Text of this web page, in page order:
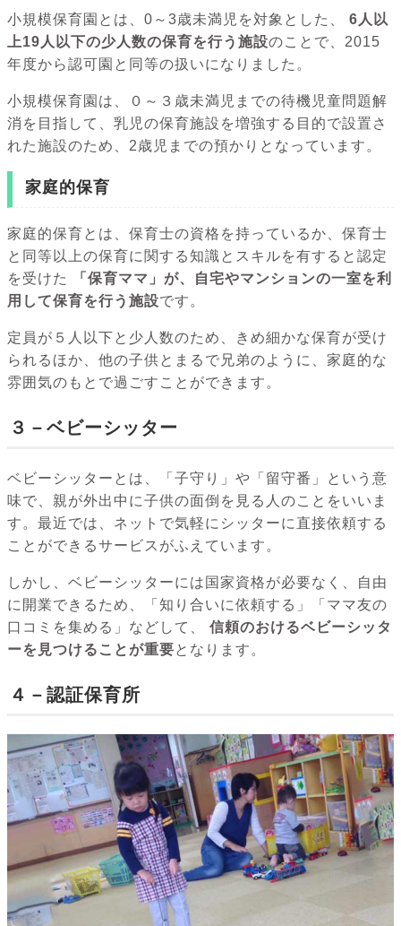
小規模保育園とは、0～3歳未満児を対象とした、
6人以
上19人以下の少人数の保育を行う施設のことで、2015
年度から認可園と同等の扱いになりました。
小規模保育園は、０～３歳未満児までの待機児童問題解
消を目指して、乳児の保育施設を増強する目的で設置さ
れた施設のため、2歳児までの預かりとなっています。
家庭的保育
家庭的保育とは、保育士の資格を持っているか、保育士
と同等以上の保育に関する知識とスキルを有すると認定
を受けた
「保育ママ」が、自宅やマンションの一室を利
用して保育を行う施設です。
定員が５人以下と少人数のため、きめ細かな保育が受け
られるほか、他の子供とまるで兄弟のように、家庭的な
雰囲気のもとで過ごすことができます。
３－ベビーシッター
ベビーシッターとは、「子守り」や「留守番」という意
味で、親が外出中に子供の面倒を見る人のことをいいま
す。最近では、ネットで気軽にシッターに直接依頼する
ことができるサービスがふえています。
しかし、ベビーシッターには国家資格が必要なく、自由
に開業できるため、「知り合いに依頼する」「ママ友の
口コミを集める」などして、
信頼のおけるベビーシッタ
ーを見つけることが重要となります。
４－認証保育所